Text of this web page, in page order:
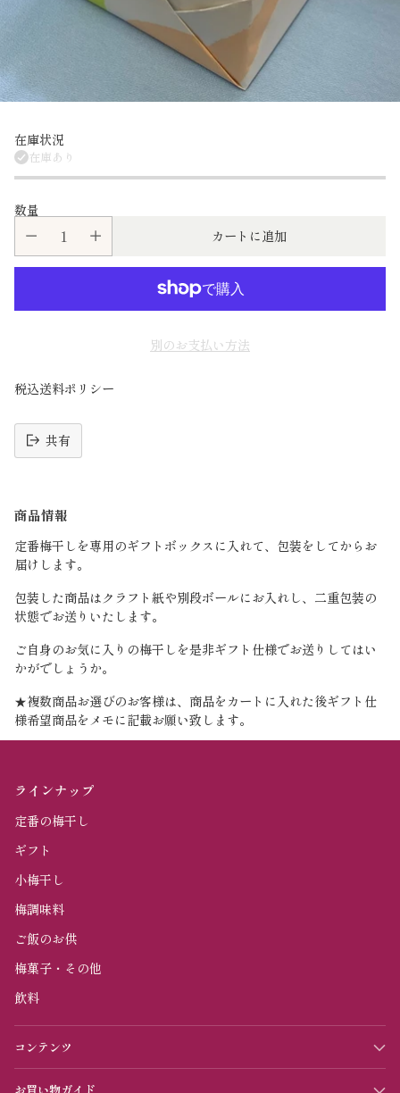
在庫状況
在庫あり
数量
カートに追加
別のお支払い方法
税込送料ポリシー
共有
み
込
み
中
商品情報
定番梅干しを専用のギフトボックスに入れて、包装をしてからお
届けします。
包装した商品はクラフト紙や別段ボールにお入れし、二重包装の
状態でお送りいたします。
ご自身のお気に入りの梅干しを是非ギフト仕様でお送りしてはい
かがでしょうか。
★複数商品お選びのお客様は、商品をカートに入れた後ギフト仕
様希望商品をメモに記載お願い致します。
ラインナップ
定番の梅干し
ギフト
小梅干し
梅調味料
ご飯のお供
梅菓子・その他
飲料
コンテンツ